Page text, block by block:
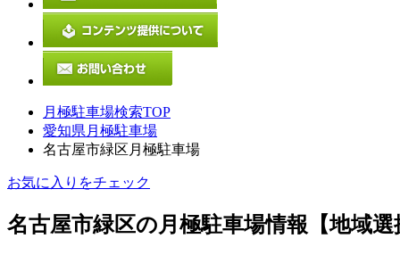
月極駐車場検索TOP
愛知県月極駐車場
名古屋市緑区月極駐車場
お気に入りをチェック
名古屋市緑区の月極駐車場情報【地域選